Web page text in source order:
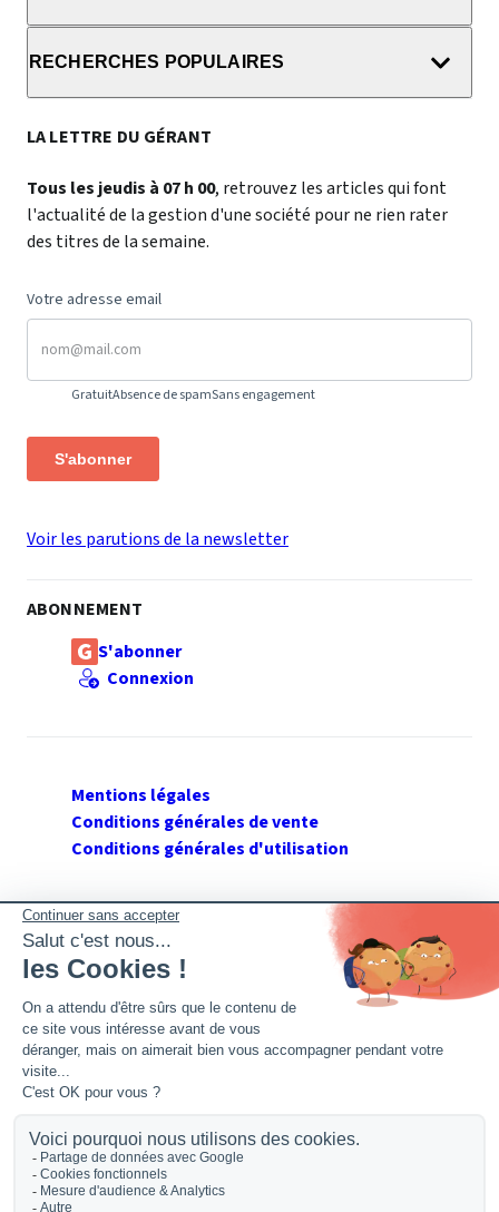
RECHERCHES POPULAIRES
LA LETTRE DU GÉRANT
Tous les jeudis à 07 h 00, retrouvez les articles qui font
l'actualité de la gestion d'une société pour ne rien rater
des titres de la semaine.
Votre adresse email
GratuitAbsence de spamSans engagement
S'abonner
Voir les parutions de la newsletter
ABONNEMENT
S'abonner
Connexion
Mentions légales
Conditions générales de vente
Conditions générales d'utilisation
SUIVEZ GERANT DE SARL
Twitter
Facebook